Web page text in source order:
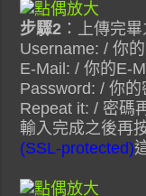
步驟2 ：上傳完
Username: / 你
E-Mail: / 你的E-
Password: / 你的
Repeat it: / 密碼
輸入完成之後再
(SSL-protected)